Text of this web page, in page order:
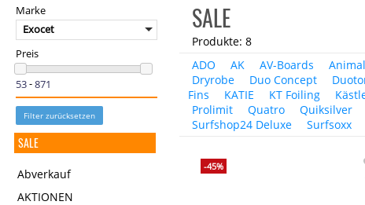
Marke
Exocet
Preis
-
Filter zurücksetzen
SALE
Abverkauf
AKTIONEN
SALE
Produkte: 8
ADO
AK AV-Boards Animal
Dryrobe
Duo Concept
Fins
KATIE KT Foiling
Prolimit
Quatro Quiksilver
Surfshop24 Deluxe
Surfsoxx
-45%